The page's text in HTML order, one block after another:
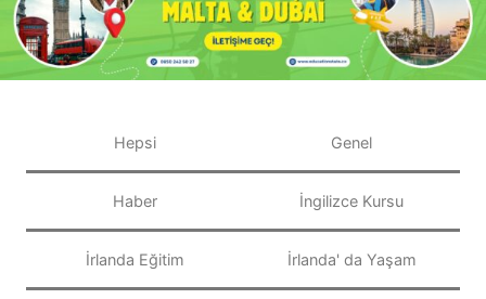
Hepsi Genel
Haber İngilizce Kursu
İrlanda Eğitim İrlanda' da Yaşam